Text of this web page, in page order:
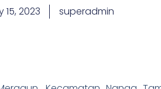
15, 2023 superadmin